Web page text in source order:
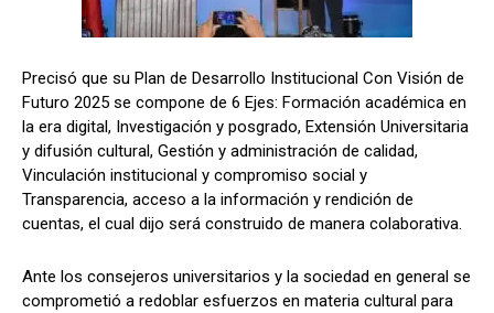
Precisó que su Plan de Desarrollo Institucional Con Visión de
Futuro 2025 se compone de 6 Ejes: Formación académica en
la era digital, Investigación y posgrado, Extensión Universitaria
y difusión cultural, Gestión y administración de calidad,
Vinculación institucional y compromiso social y
Transparencia, acceso a la información y rendición de
cuentas, el cual dijo será construido de manera colaborativa.
Ante los consejeros universitarios y la sociedad en general se
comprometió a redoblar esfuerzos en materia cultural para